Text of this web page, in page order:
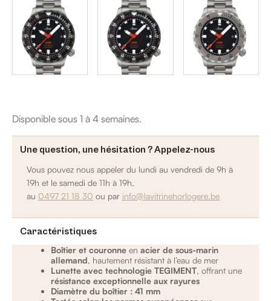
Disponible sous 1 à 4 semaines.
Une question, une hésitation ? Appelez-nous
Vous pouvez nous appeler du lundi au vendredi de 9h à
19h et le samedi de 11h à 19h,
au 0497 21 18 30 ou par info@lavitrinehorlogere.be
Caractéristiques
Boîtier et couronne en acier de sous-marin
allemand, hautement résistant à l’eau de mer
Lunette avec technologie TEGIMENT, offrant une
résistance exceptionnelle aux rayures
Diamètre du boîtier : 41 mm